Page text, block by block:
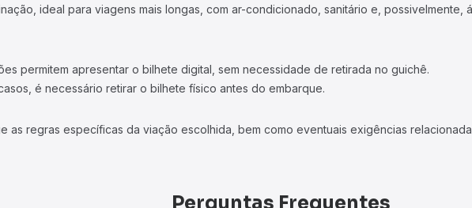
ideal para viagens mais longas, com ar-condicionado, sanitário e, possivelmente,
permitem apresentar o bilhete digital, sem necessidade de retirada no guichê.
é necessário retirar o bilhete físico antes do embarque.
as regras específicas da viação escolhida, bem como eventuais exigências
Perguntas Frequentes